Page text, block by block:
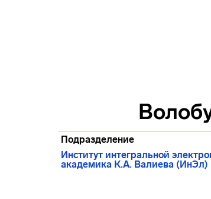
Подразделение
Институт интегральной
академика К.А. Валиева (ИнЭл)